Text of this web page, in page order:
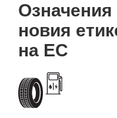
новия
на ЕС